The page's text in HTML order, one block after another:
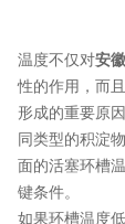
温度不仅对安
性的作用，而
形成的重要原
同类型的积淀
面的活塞环槽
键条件。
如果环槽温度